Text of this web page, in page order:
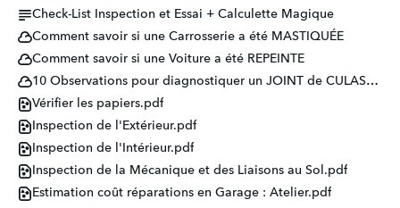
Check-List Inspection et Essai + Calculette Magique
Comment savoir si une Carrosserie a été MASTIQUÉE
Comment savoir si une Voiture a été REPEINTE
10 Observations pour diagnostiquer un JOINT de CULASSE HS
Vérifier les papiers.pdf
Inspection de l'Extérieur.pdf
Inspection de l'Intérieur.pdf
Inspection de la Mécanique et des Liaisons au Sol.pdf
Estimation coût réparations en Garage : Atelier.pdf